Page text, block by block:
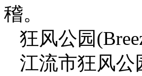
稽。
狂风公园
江流市狂风公